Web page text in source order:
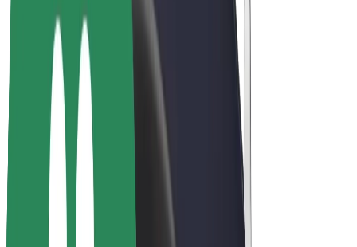
Bicis
Bolt Plus
Colabora con Bolt
Conductores
Ingresos de conductor/a
Repartidores